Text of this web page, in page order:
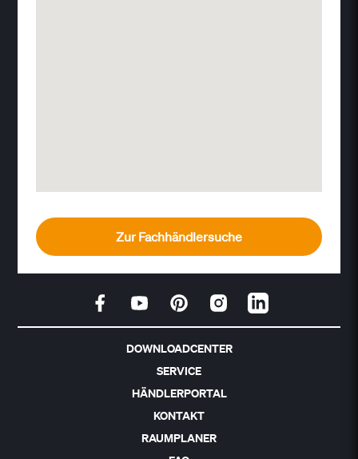
Zur Fachhändlersuche
DOWNLOADCENTER
SERVICE
HÄNDLERPORTAL
KONTAKT
RAUMPLANER